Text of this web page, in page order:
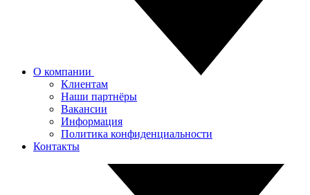
О компании
Клиентам
Наши партнёры
Вакансии
Информация
Политика конфиденциальности
Контакты